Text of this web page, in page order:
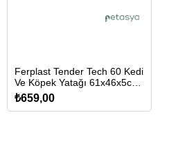
Ferplast Tender Tech 60 Kedi
Ve Köpek Yatağı 61x46x5cm
(Siyah)
₺659,00